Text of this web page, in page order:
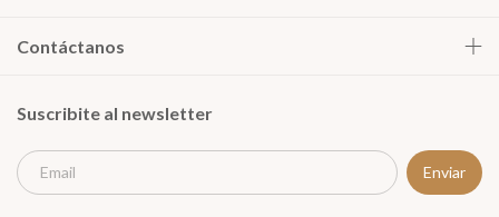
Contáctanos
Suscribite al newsletter